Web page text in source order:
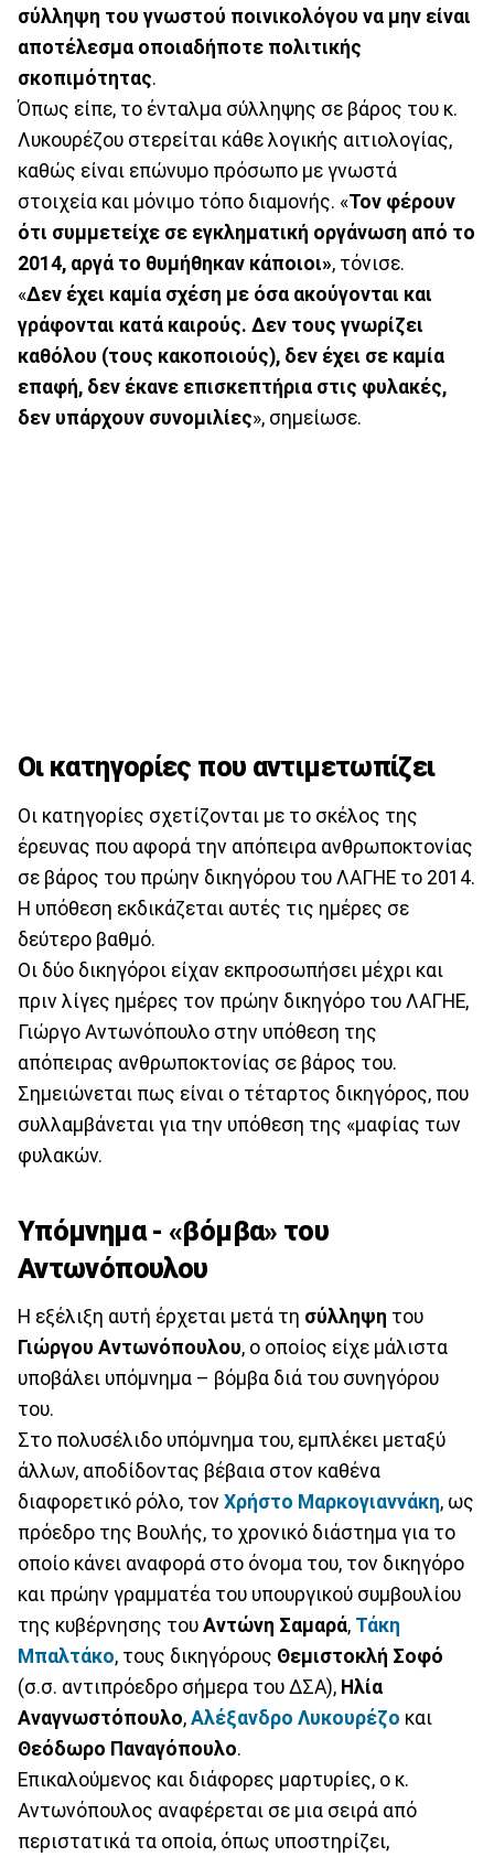
σύλληψη του γνωστού ποινικολόγου να μην είναι
αποτέλεσμα οποιαδήποτε πολιτικής
σκοπιμότητας.
Όπως είπε, το ένταλμα σύλληψης σε βάρος του κ.
Λυκουρέζου στερείται κάθε λογικής αιτιολογίας,
καθώς είναι επώνυμο πρόσωπο με γνωστά
στοιχεία και μόνιμο τόπο διαμονής. «Τον φέρουν
ότι συμμετείχε σε εγκληματική οργάνωση από το
2014, αργά το θυμήθηκαν κάποιοι», τόνισε.
«Δεν έχει καμία σχέση με όσα ακούγονται και
γράφονται κατά καιρούς. Δεν τους γνωρίζει
καθόλου (τους κακοποιούς), δεν έχει σε καμία
επαφή, δεν έκανε επισκεπτήρια στις φυλακές,
δεν υπάρχουν συνομιλίες», σημείωσε.
Οι κατηγορίες που αντιμετωπίζει
Οι κατηγορίες σχετίζονται με το σκέλος της
έρευνας που αφορά την απόπειρα ανθρωποκτονίας
σε βάρος του πρώην δικηγόρου του ΛΑΓΗΕ το 2014.
Η υπόθεση εκδικάζεται αυτές τις ημέρες σε
δεύτερο βαθμό.
Οι δύο δικηγόροι είχαν εκπροσωπήσει μέχρι και
πριν λίγες ημέρες τον πρώην δικηγόρο του ΛΑΓΗΕ,
Γιώργο Αντωνόπουλο στην υπόθεση της
απόπειρας ανθρωποκτονίας σε βάρος του.
Σημειώνεται πως είναι ο τέταρτος δικηγόρος, που
συλλαμβάνεται για την υπόθεση της «μαφίας των
φυλακών.
Υπόμνημα - «βόμβα» του
Αντωνόπουλου
Η εξέλιξη αυτή έρχεται μετά τη σύλληψη του
Γιώργου Αντωνόπουλου, ο οποίος είχε μάλιστα
υποβάλει υπόμνημα – βόμβα διά του συνηγόρου
του.
Στο πολυσέλιδο υπόμνημα του, εμπλέκει μεταξύ
άλλων, αποδίδοντας βέβαια στον καθένα
διαφορετικό ρόλο, τον Χρήστο Μαρκογιαννάκη, ως
πρόεδρο της Βουλής, το χρονικό διάστημα για το
οποίο κάνει αναφορά στο όνομα του, τον δικηγόρο
και πρώην γραμματέα του υπουργικού συμβουλίου
της κυβέρνησης του Αντώνη Σαμαρά, Τάκη
Μπαλτάκο, τους δικηγόρους Θεμιστοκλή Σοφό
(σ.σ. αντιπρόεδρο σήμερα του ΔΣΑ), Ηλία
Αναγνωστόπουλο, Αλέξανδρο Λυκουρέζο και
Θεόδωρο Παναγόπουλο.
Επικαλούμενος και διάφορες μαρτυρίες, ο κ.
Αντωνόπουλος αναφέρεται σε μια σειρά από
περιστατικά τα οποία, όπως υποστηρίζει,